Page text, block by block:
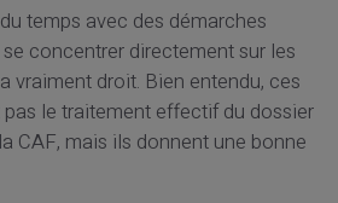
temps avec des démarches
concentrer directement sur les
vraiment droit. Bien entendu, ces
le traitement effectif du dossier
CAF, mais ils donnent une bonne